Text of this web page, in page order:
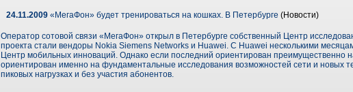
24.11.2009 «МегаФон» будет тренироваться на кошках. В Петербурге (Новости)
Оператор сотовой связи «МегаФон» открыл в Петербурге собственный Центр
проекта стали вендоры Nokia Siemens Networks и Huawei. C Huawei несколькими
Центр мобильных инноваций. Однако если последний ориентирован преимущественно
ориентирован именно на фундаментальные исследования возможностей сети и новых
пиковых нагрузках и без участия абонентов.